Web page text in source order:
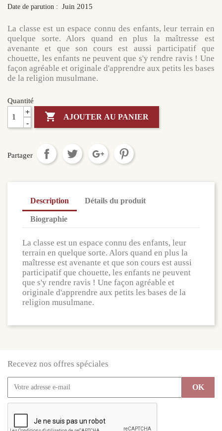
Date de parution : Juin 2015
La classe est un espace connu des enfants, leur terrain en
quelque sorte. Alors quand en plus la maîtresse est
avenante et que son cours est aussi participatif que
chouette, les enfants ne peuvent que s'y rendre ravis ! Une
façon agréable et originale d'apprendre aux petits les bases
de la religion musulmane.
Quantité
+
 AJOUTER AU PANIER
Partager
Description Détails du produit
Biographie
La classe est un espace connu des enfants, leur
terrain en quelque sorte. Alors quand en plus la
maîtresse est avenante et que son cours est aussi
participatif que chouette, les enfants ne peuvent
que s'y rendre ravis ! Une façon agréable et
originale d'apprendre aux petits les bases de la
religion musulmane.
Recevez nos offres spéciales